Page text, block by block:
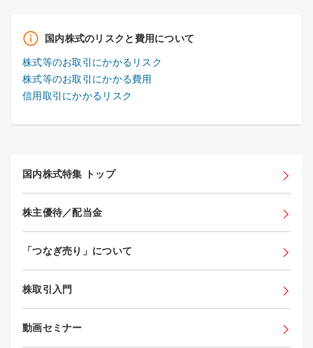
国内株式のリスクと費用について
株式等のお取引にかかるリスク
株式等のお取引にかかる費用
信用取引にかかるリスク
国内株式特集 トップ
株主優待／配当金
「つなぎ売り」について
株取引入門
動画セミナー